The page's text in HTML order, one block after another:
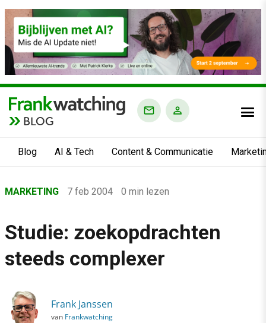
BLOG
Blog AI & Tech Content & Communicatie
›
›
Marketing
Studie: zoekopdrachten steeds complexer
MARKETING 7 feb 2004 0 min lezen
Studie: zoekopdrachten
steeds complexer
Frank Janssen
van Frankwatching